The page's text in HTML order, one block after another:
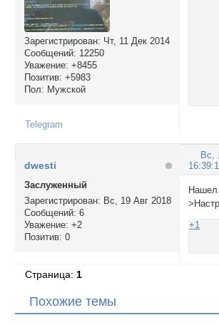
Зарегистрирован: Чт, 11 Дек 2014
Сообщений: 12250
Уважение: +8455
Позитив: +5983
Пол: Мужской
Telegram
Вс,
dwesti
Заслуженный
Зарегистрирован: Вс, 19 Авг 2018
Сообщений: 6
Уважение: +2
Позитив: 0
+1
Страница: 1
Похожие темы